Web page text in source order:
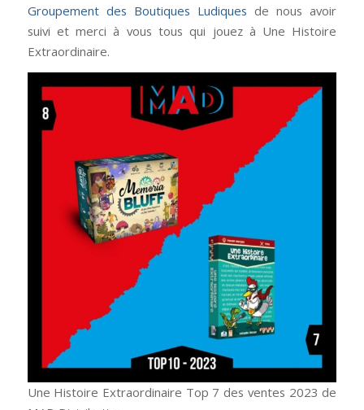
Groupement des Boutiques Ludiques de nous avoir
suivi et merci à vous tous qui jouez à Une Histoire
Extraordinaire.
Une Histoire Extraordinaire Top 7 des ventes 2023 de